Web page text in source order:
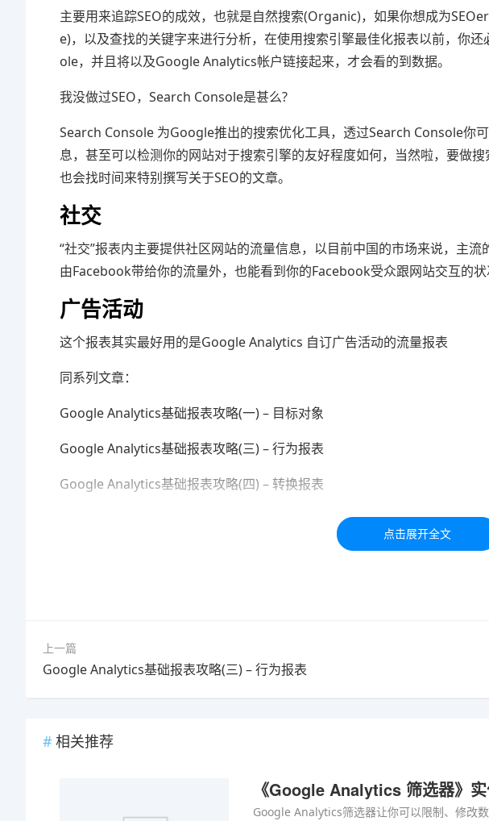
主要用来追踪SEO的成效，也就是自然搜索(Organic)，如果你想成为
e)，以及查找的关键字来进行分析，在使用搜索引擎最佳化报表以前，你
ole，并且将以及Google Analytics帐户链接起来，才会看的到数据。
我没做过SEO，Search Console是甚么?
Search Console 为Google推出的搜索优化工具，透过Search Console你
息，甚至可以检测你的网站对于搜索引擎的友好程度如何，当然啦，要做
也会找时间来特别撰写关于SEO的文章。
社交
“社交”报表内主要提供社区网站的流量信息，以目前中国的市场来说，主
由Facebook带给你的流量外，也能看到你的Facebook受众跟网站交互的状
广告活动
这个报表其实最好用的是Google Analytics 自订广告活动的流量报表
同系列文章：
Google Analytics基础报表攻略(一) – 目标对象
Google Analytics基础报表攻略(三) – 行为报表
Google Analytics基础报表攻略(四) – 转换报表
本站内容均为「码迷SEO」网友免费分享整理，仅用于学习交流，如有疑
上一篇
Google Analytics基础报表攻略(三) – 行为报表
相关推荐
《Google Analytics 筛选器》
Google Analytics筛选器让你可以限制、修改